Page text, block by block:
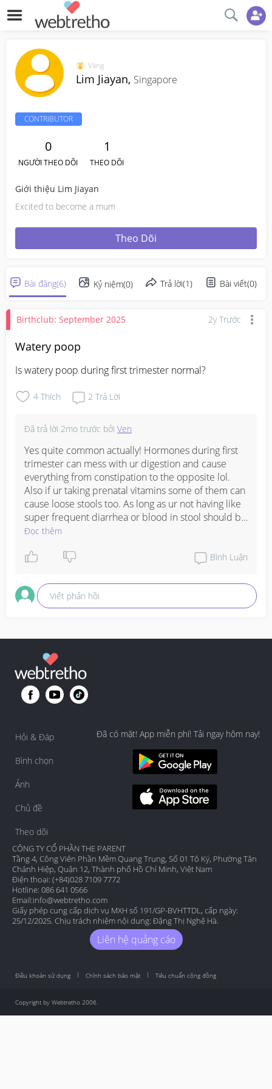
Vàng
Lim Jiayan, Singapore
CONTRIBUTOR
0
NGƯỜI THEO DÕI
1
THEO DÕI
Giới thiệu Lim Jiayan
Excited to become a mum
Theo Dõi
Bài đăng(6) Kỷ niệm(0) Trả lời(1) Bài viết(0)
Birthclub: September 2025 2y Trước
Watery poop
Is watery poop during first trimester normal?
4 Thích 2 Trả Lời
Đã trả lời 2mo trước bởi Ven
Yes quite common actually! Hormones during first
trimester can mess with ur digestion and cause
everything from constipation to the opposite lol.
Also if ur taking prenatal vitamins some of them can
cause loose stools too. As long as ur not having like
super frequent diarrhea or blood in stool should be
ok. Just make sure stay hydrated esp if it’s
just to be safe 😊
Đọc thêm
Bình Luận
Viết phản hồi
Hỏi & Đáp
Bình chọn
Ảnh
Chủ đề
Theo dõi
Đã có mặt! App miễn phí! Tải ngay hôm nay!
CÔNG TY CỔ PHẦN THE PARENT
Tầng 4, Công Viên Phần Mềm Quang Trung, Số 01 Tô Ký, Phường Tân
Chánh Hiệp, Quận 12, Thành phố Hồ Chí Minh, Việt Nam
Điện thoại: (+84)028 7109 7772
Hotline: 086 641 0566
Email:info@webtretho.com
Giấy phép cung cấp dịch vụ MXH số 191/GP-BVHTTDL, cấp ngày:
25/12/2025. Chịu trách nhiệm nội dung: Đặng Thị Nghệ Hà.
Liên hệ quảng cáo
Copyright by Webtretho 2006.
Điều khoản sử dụng Chính sách bảo mật Tiêu chuẩn cộng đồng